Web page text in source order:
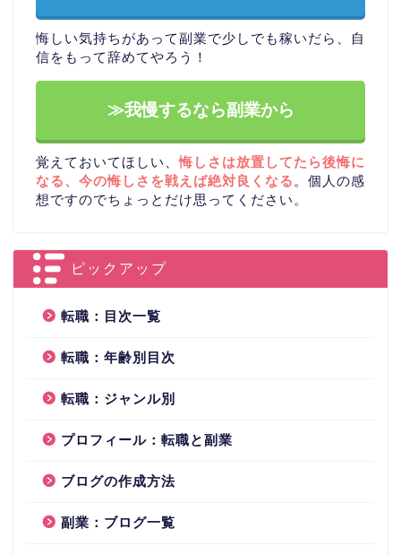
悔しい気持ちがあって副業で少しでも稼いだら、自
信をもって辞めてやろう！
≫我慢するなら副業から
覚えておいてほしい、 悔しさは放置してたら後悔に
なる、今の悔しさを戦えば絶対良くなる 。個人の感
想ですのでちょっとだけ思ってください。
ピックアップ
転職：目次一覧
転職：年齢別目次
転職：ジャンル別
プロフィール：転職と副業
ブログの作成方法
副業：ブログ一覧